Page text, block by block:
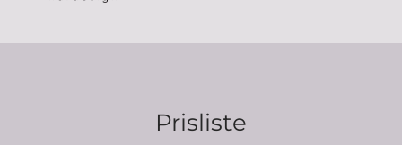
Prisliste